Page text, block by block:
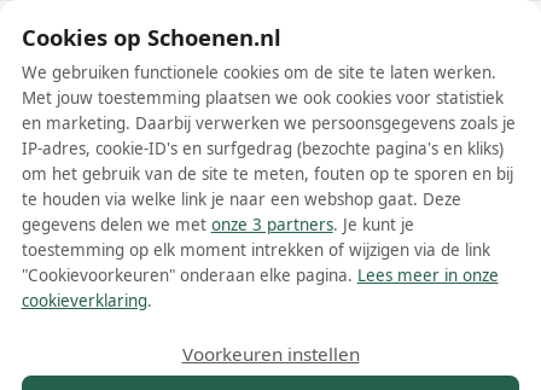
Schoenen.nl
Wis filters Alle filters
Groene Camper damesschoenen
Meer lezen
Cookies op Schoenen.nl
We gebruiken functionele cookies om de site te laten werken.
Met jouw toestemming plaatsen we ook cookies voor statistiek
en marketing. Daarbij verwerken we persoonsgegevens zoals je
IP-adres, cookie-ID's en surfgedrag (bezochte pagina's en kliks)
om het gebruik van de site te meten, fouten op te sporen en bij
te houden via welke link je naar een webshop gaat. Deze
gegevens delen we met onze 3 partners. Je kunt je
toestemming op elk moment intrekken of wijzigen via de link
"Cookievoorkeuren" onderaan elke pagina. Lees meer in onze
cookieverklaring.
Voorkeuren instellen